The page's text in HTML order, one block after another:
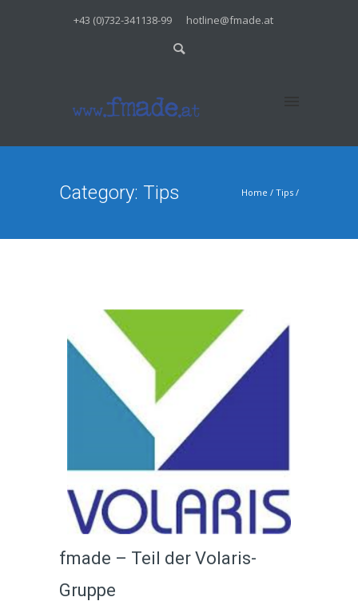
+43 (0)732-341138-99 hotline@fmade.at
Category: Tips Home / Tips /
fmade – Teil der Volaris-
Gruppe